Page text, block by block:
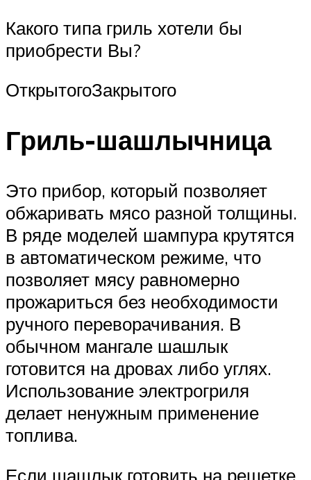
Какого типа гриль хотели бы
приобрести Вы?
ОткрытогоЗакрытого
Гриль-шашлычница
Это прибор, который позволяет
обжаривать мясо разной толщины.
В ряде моделей шампура крутятся
в автоматическом режиме, что
позволяет мясу равномерно
прожариться без необходимости
ручного переворачивания. В
обычном мангале шашлык
готовится на дровах либо углях.
Использование электрогриля
делает ненужным применение
топлива.
Если шашлык готовить на решетке,